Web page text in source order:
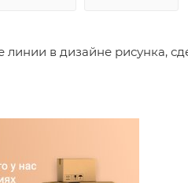
линии в дизайне рисунка,